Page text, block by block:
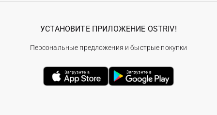
УСТАНОВИТЕ ПРИЛОЖЕНИЕ OSTRIV!
Персональные предложения и быстрые покупки